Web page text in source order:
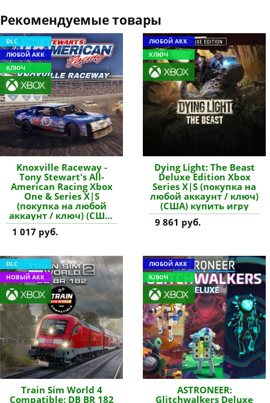
Рекомендуемые товары
DLC
ЛЮБОЙ АКК
КЛЮЧ
Knoxville Raceway -
Tony Stewart's All-
American Racing Xbox
One & Series X|S
(покупка на любой
аккаунт / ключ) (США)
купить дополнение
1 017 руб.
ЛЮБОЙ АКК
КЛЮЧ
Dying Light: The Beast
Deluxe Edition Xbox
Series X|S (покупка на
любой аккаунт / ключ)
(США) купить игру
9 861 руб.
DLC
НОВЫЙ АКК
Train Sim World 4
Compatible: DB BR 182
ЛЮБОЙ АКК
КЛЮЧ
ASTRONEER:
Glitchwalkers Deluxe